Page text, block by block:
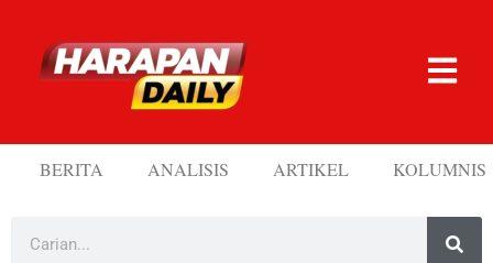
BERITA ANALISIS ARTIKEL KOLUMNIS